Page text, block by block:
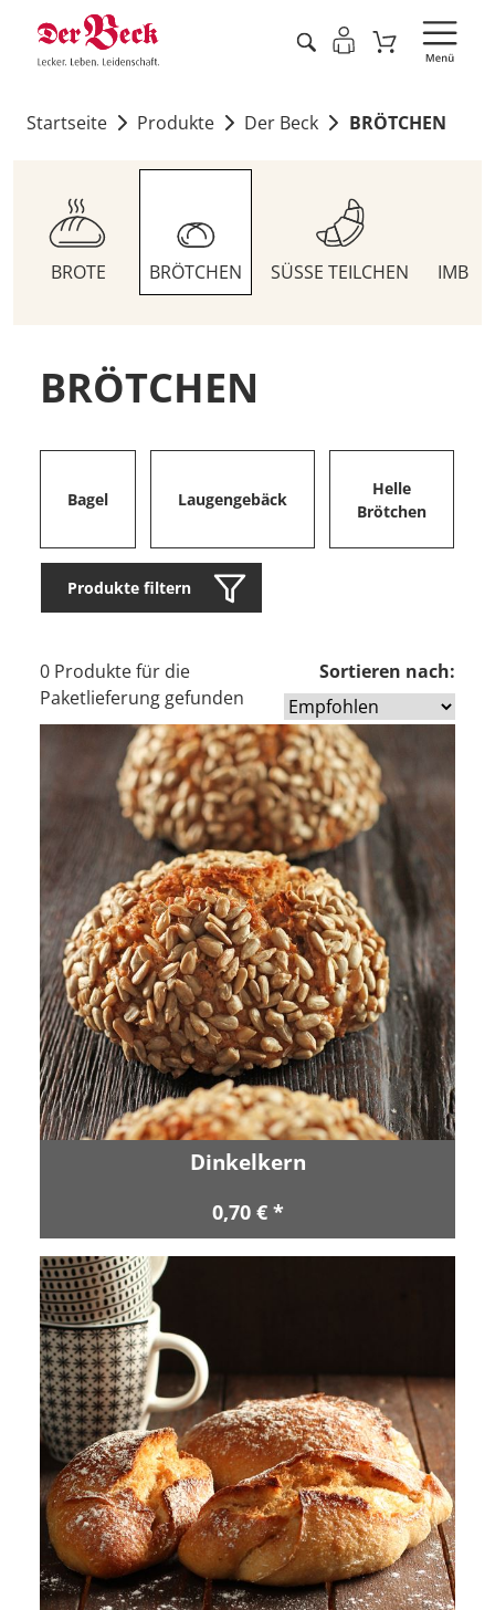
Startseite Produkte Der Beck BRÖTCHEN
BROTE BRÖTCHEN SÜSSE TEILCHEN
BRÖTCHEN
Bagel Laugengebäck
Helle
Brötchen
Produkte filtern
0 Produkte für die
Paketlieferung gefunden
Sortieren nach:
Dinkelkern
0,70 € *